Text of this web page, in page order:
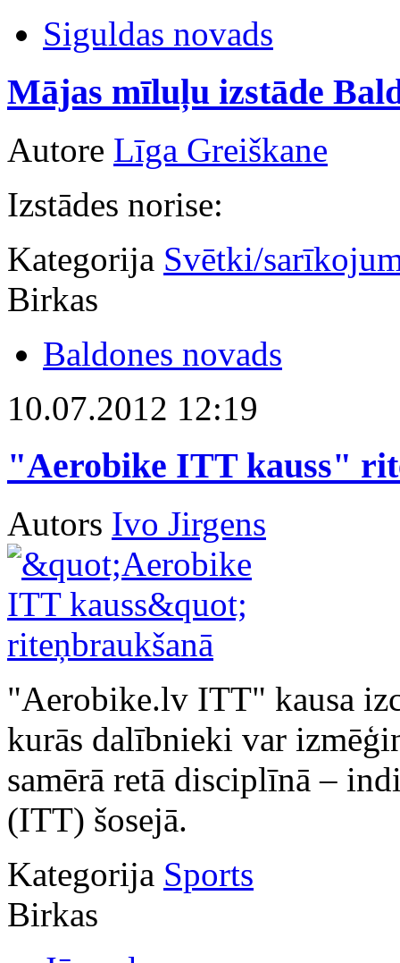
Siguldas novads
Mājas mīluļu izstāde
Autore Līga Greiškane
Izstādes norise:
Kategorija Svētki/
Birkas
Baldones novads
10.07.2012 12:19
"Aerobike ITT kauss"
Autors Ivo Jirgens
"Aerobike.lv ITT" kausa
kurās dalībnieki var
samērā retā disciplīnā –
(ITT) šosejā.
Kategorija Sports
Birkas